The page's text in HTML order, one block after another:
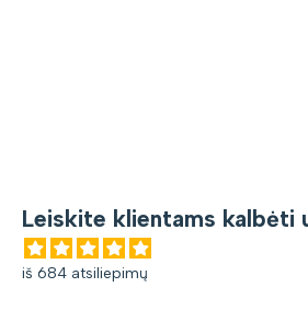
Leiskite klientams kalbėti
iš 684 atsiliepimų